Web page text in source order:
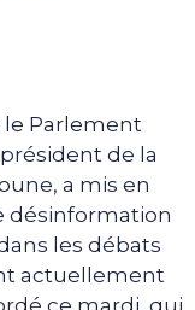
le Parlement
de la
a mis en
désinformation
les débats
actuellement
ce mardi, qui